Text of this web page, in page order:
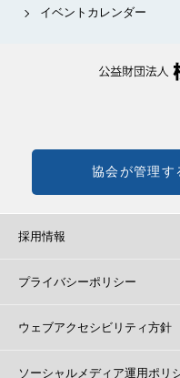
イベントカレンダー
協会が管理す
採用情報
プライバシーポリシー
ウェブアクセシビリティ方針
ソーシャルメディア運用ポリ